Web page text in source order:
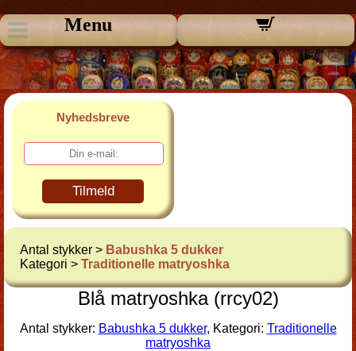
Menu
Nyhedsbreve
Tilmeld
Antal stykker > Babushka 5 dukker
Kategori > Traditionelle matryoshka
Blå matryoshka (rrcy02)
Antal stykker: Babushka 5 dukker, Kategori: Traditionelle
matryoshka